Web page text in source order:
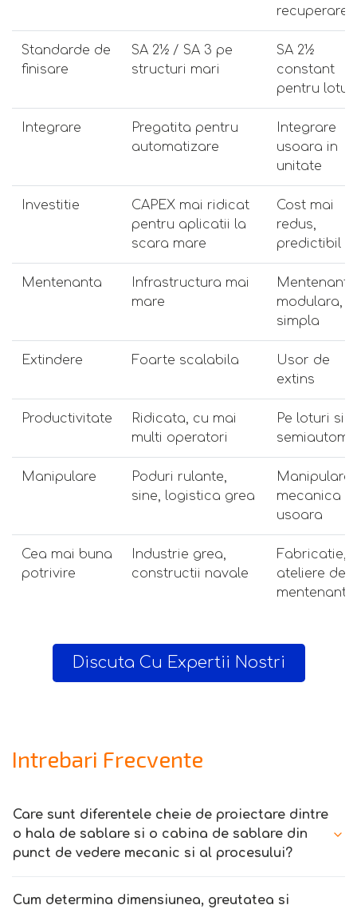
recuperare
Standarde de
finisare
SA 2½ / SA 3 pe
structuri mari
SA 2½
constant
pentru loturi
Integrare
Pregatita pentru
automatizare
Integrare
usoara in
unitate
Investitie
CAPEX mai ridicat
pentru aplicatii la
scara mare
Cost mai
redus,
predictibil
Mentenanta
Infrastructura mai
mare
Mentenanta
modulara,
simpla
Extindere Foarte scalabila
Usor de
extins
Productivitate
Ridicata, cu mai
multi operatori
Pe loturi si
Manipulare
Poduri rulante,
sine, logistica grea
Manipulare
mecanica
usoara
Cea mai buna
potrivire
Industrie grea,
constructii navale
Fabricatie,
ateliere de
mentenanta
Discuta Cu Expertii Nostri
Intrebari Frecvente
Care sunt diferentele cheie de proiectare dintre
o hala de sablare si o cabina de sablare din
punct de vedere mecanic si al procesului?
Cum determina dimensiunea, greutatea si